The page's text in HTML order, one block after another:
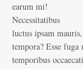
earum mi!
Necessitatibus
luctus ipsam
tempora? Esse
temporibus